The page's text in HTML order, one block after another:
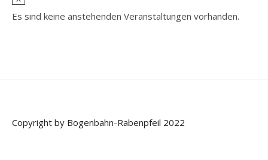
Es sind keine anstehenden Veranstaltungen vorhanden.
Copyright by Bogenbahn-Rabenpfeil 2022